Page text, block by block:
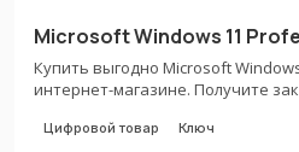
Microsoft Windows 11
Купить выгодно Microsoft
интернет-магазине. Получите
Цифровой товар Ключ